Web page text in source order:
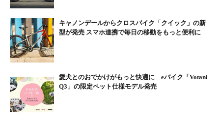
キャノンデールからクロスバイク「クイック」の新
型が発売 スマホ連携で毎日の移動をもっと便利に
愛犬とのおでかけがもっと快適に eバイク「Votani
Q3」の限定ペット仕様モデル発売